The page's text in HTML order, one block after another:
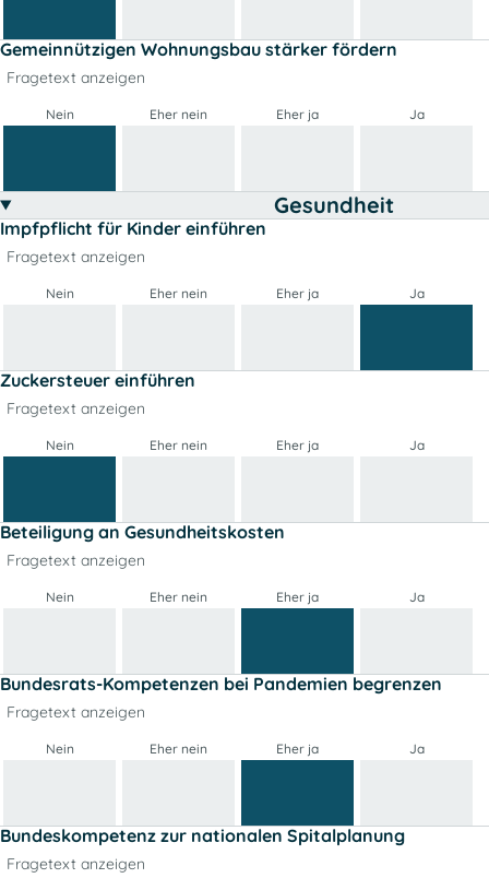
Gemeinnützigen Wohnungsbau stärker fördern
Fragetext anzeigen
Nein Eher nein Eher ja Ja
Gesundheit
Impfpflicht für Kinder einführen
Fragetext anzeigen
Nein Eher nein Eher ja Ja
Zuckersteuer einführen
Fragetext anzeigen
Nein Eher nein Eher ja Ja
Beteiligung an Gesundheitskosten
Fragetext anzeigen
Nein Eher nein Eher ja Ja
Bundesrats-Kompetenzen bei Pandemien begrenzen
Fragetext anzeigen
Nein Eher nein Eher ja Ja
Bundeskompetenz zur nationalen Spitalplanung
Fragetext anzeigen